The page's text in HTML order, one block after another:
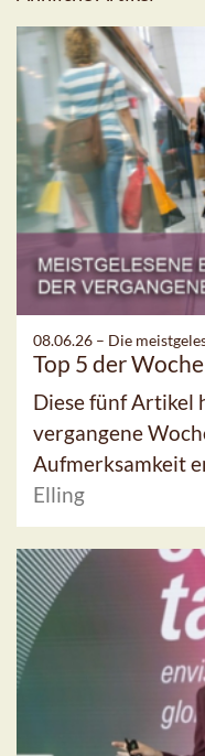
08.06.26 – Die
Top 5 der
Diese fünf Artikel
vergangene
Aufmerksamkeit
Elling